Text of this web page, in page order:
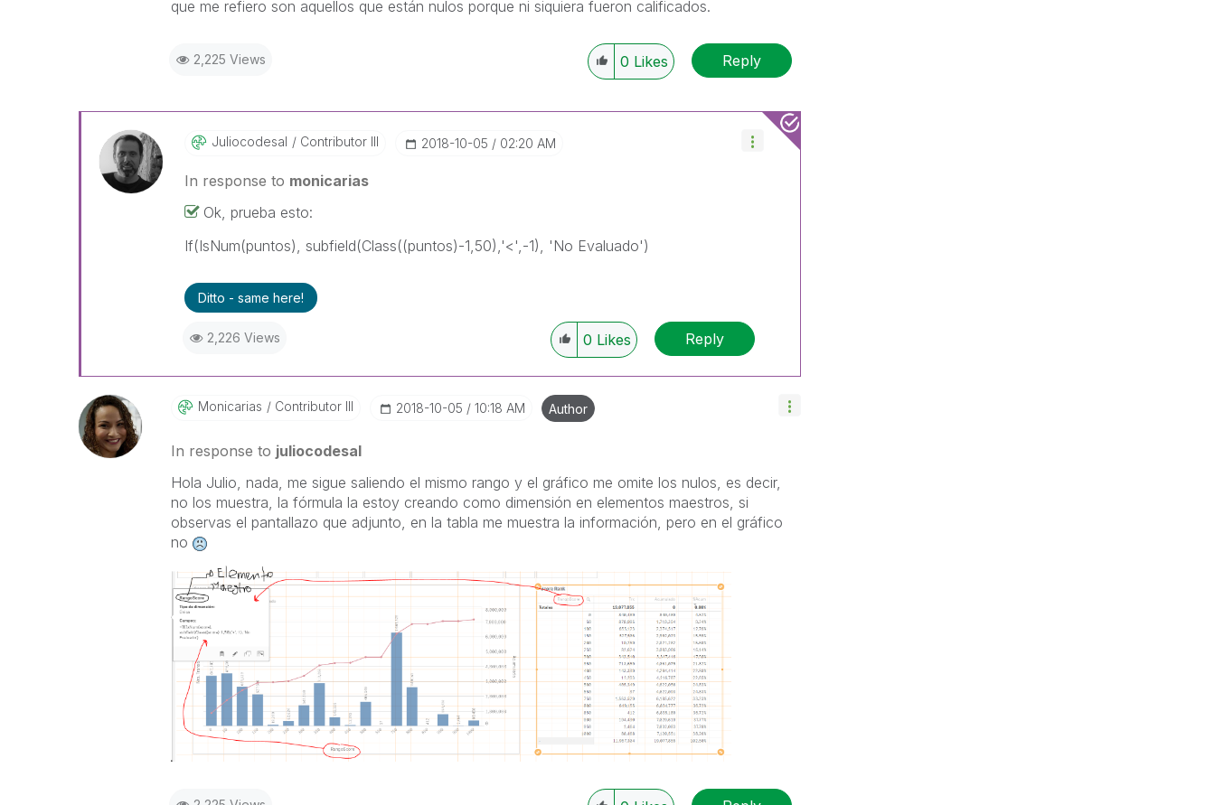
que me refiero son aquellos que están nulos porque ni siquiera fueron calificados.
2,225 Views 0 Likes Reply
Juliocodesal Contributor III ‎2018-10-05 02:20 AM
In response to monicarias
Ok, prueba esto:
If(IsNum(puntos), subfield(Class((puntos)-1,50),'<',-1), 'No Evaluado')
Ditto - same here!
2,226 Views 0 Likes Reply
Monicarias Contributor III ‎2018-10-05 10:18 AM Author
In response to juliocodesal
Hola Julio, nada, me sigue saliendo el mismo rango y el gráfico me omite los nulos, es decir,
no los muestra, la fórmula la estoy creando como dimensión en elementos maestros, si
observas el pantallazo que adjunto, en la tabla me muestra la información, pero en el gráfico
no